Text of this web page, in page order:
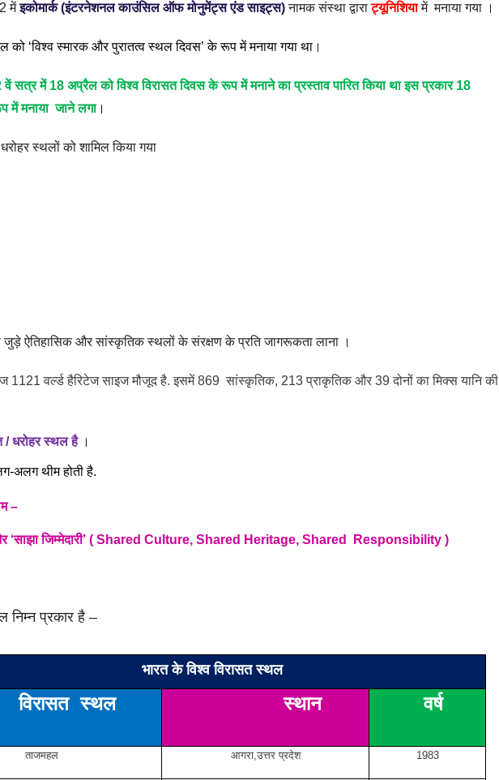
मेंइकोमार्क (इंटरनेशनल काउंसिल ऑफ मोनुमेंट्स एंड साइट्स)नामक संस्था द्वारा ट्यूनिशिया में मनाया गया ।
को ‘विश्व स्मारक और पुरातत्व स्थल दिवस’ के रूप में मनाया गया था ।
वें सत्र में18 अप्रैल को विश्व विरासत दिवस के रूप में मनाने का प्रस्ताव पारित किया था इस प्रकार 18
में मनाया जाने लगा ।
स्थलों को शामिल किया गया
और सांस्कृतिक स्थलों के संरक्षण के प्रति जागरूकता लाना ।
1121 वर्ल्ड हैरिटेज साइज मौजूद है. इसमें 869 सांस्कृतिक, 213 प्राकृतिक और 39 दोनों का मिक्स यानि की
/ धरोहर स्थल है ।
अलग थीम होती है.
–
और ‘साझा जिम्मेदारी’ ( Shared Culture, Shared Heritage, Shared Responsibility )
निम्न प्रकार है –
भारत के विश्व विरासत स्थल
विरासत स्थल स्थान वर्ष
ताजमहल आगरा,उत्तर प्रदेश 1983